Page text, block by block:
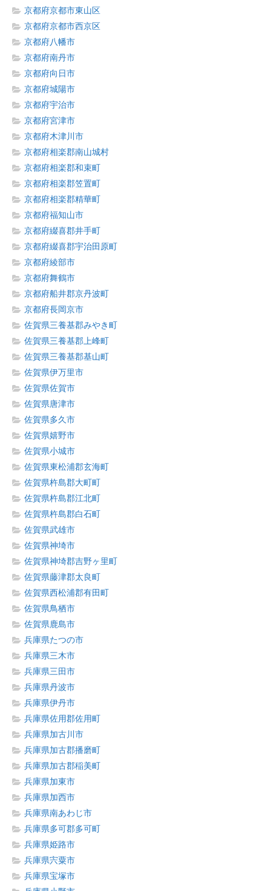
京都府京都市東山区
京都府京都市西京区
京都府八幡市
京都府南丹市
京都府向日市
京都府城陽市
京都府宇治市
京都府宮津市
京都府木津川市
京都府相楽郡南山城村
京都府相楽郡和束町
京都府相楽郡笠置町
京都府相楽郡精華町
京都府福知山市
京都府綴喜郡井手町
京都府綴喜郡宇治田原町
京都府綾部市
京都府舞鶴市
京都府船井郡京丹波町
京都府長岡京市
佐賀県三養基郡みやき町
佐賀県三養基郡上峰町
佐賀県三養基郡基山町
佐賀県伊万里市
佐賀県佐賀市
佐賀県唐津市
佐賀県多久市
佐賀県嬉野市
佐賀県小城市
佐賀県東松浦郡玄海町
佐賀県杵島郡大町町
佐賀県杵島郡江北町
佐賀県杵島郡白石町
佐賀県武雄市
佐賀県神埼市
佐賀県神埼郡吉野ヶ里町
佐賀県藤津郡太良町
佐賀県西松浦郡有田町
佐賀県鳥栖市
佐賀県鹿島市
兵庫県たつの市
兵庫県三木市
兵庫県三田市
兵庫県丹波市
兵庫県伊丹市
兵庫県佐用郡佐用町
兵庫県加古川市
兵庫県加古郡播磨町
兵庫県加古郡稲美町
兵庫県加東市
兵庫県加西市
兵庫県南あわじ市
兵庫県多可郡多可町
兵庫県姫路市
兵庫県宍粟市
兵庫県宝塚市